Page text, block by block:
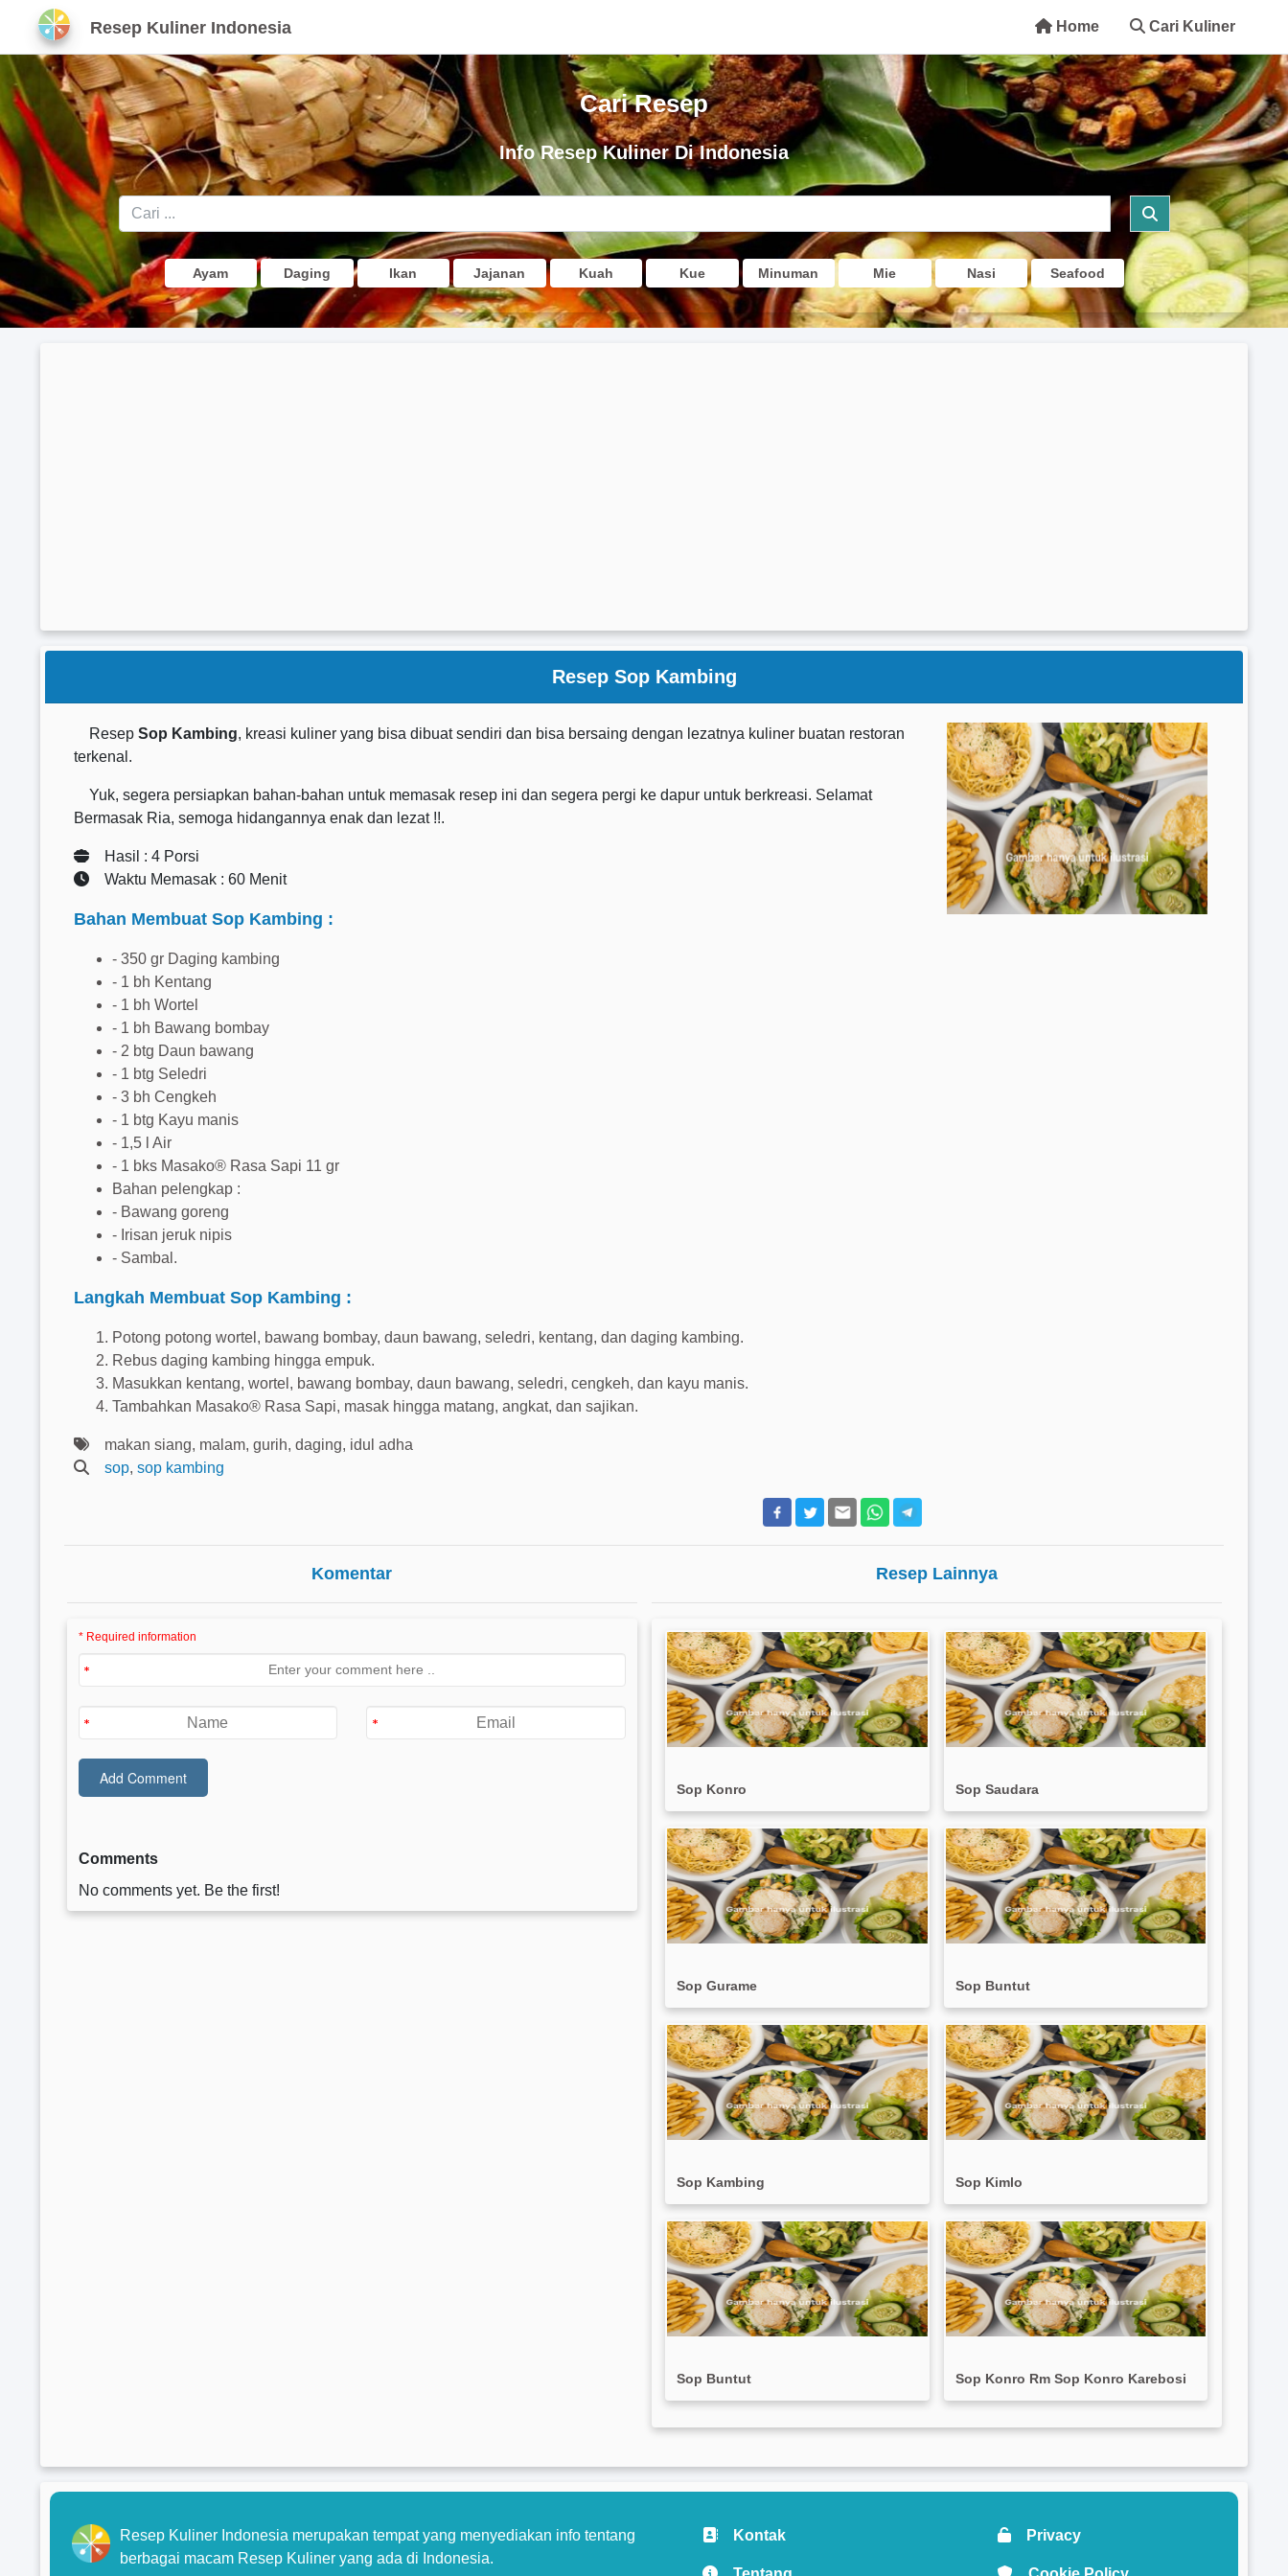
Resep Kuliner Indonesia Home Cari Kuliner
Cari Resep
Info Resep Kuliner Di Indonesia
Ayam Daging Ikan Jajanan Kuah Kue Minuman Mie Nasi Seafood
Resep Sop Kambing
Resep Sop Kambing, kreasi kuliner yang bisa dibuat sendiri dan bisa bersaing dengan lezatnya kuliner buatan restoran
terkenal.
Yuk, segera persiapkan bahan-bahan untuk memasak resep ini dan segera pergi ke dapur untuk berkreasi. Selamat
Bermasak Ria, semoga hidangannya enak dan lezat !!.
Hasil : 4 Porsi
Waktu Memasak : 60 Menit
Bahan Membuat Sop Kambing :
- 350 gr Daging kambing
- 1 bh Kentang
- 1 bh Wortel
- 1 bh Bawang bombay
- 2 btg Daun bawang
- 1 btg Seledri
- 3 bh Cengkeh
- 1 btg Kayu manis
- 1,5 l Air
- 1 bks Masako® Rasa Sapi 11 gr
Bahan pelengkap :
- Bawang goreng
- Irisan jeruk nipis
- Sambal.
Langkah Membuat Sop Kambing :
Potong potong wortel, bawang bombay, daun bawang, seledri, kentang, dan daging kambing.
Rebus daging kambing hingga empuk.
Masukkan kentang, wortel, bawang bombay, daun bawang, seledri, cengkeh, dan kayu manis.
Tambahkan Masako® Rasa Sapi, masak hingga matang, angkat, dan sajikan.
makan siang, malam, gurih, daging, idul adha
sop, sop kambing
Komentar
* Required information
Comments
No comments yet. Be the first!
Resep Lainnya
Sop Konro Sop Saudara
Sop Gurame Sop Buntut
Sop Kambing Sop Kimlo
Sop Buntut Sop Konro Rm Sop Konro Karebosi
Resep Kuliner Indonesia merupakan tempat yang menyediakan info tentang
berbagai macam Resep Kuliner yang ada di Indonesia.
Kontak Privacy